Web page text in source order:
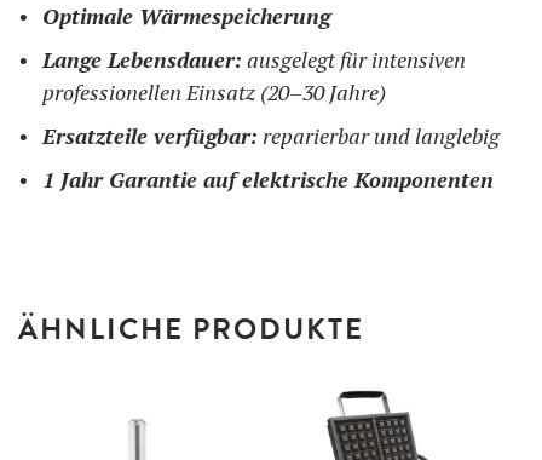
Optimale Wärmespeicherung
Lange Lebensdauer: ausgelegt für intensiven
professionellen Einsatz (20–30 Jahre)
Ersatzteile verfügbar: reparierbar und langlebig
1 Jahr Garantie auf elektrische Komponenten
ÄHNLICHE PRODUKTE